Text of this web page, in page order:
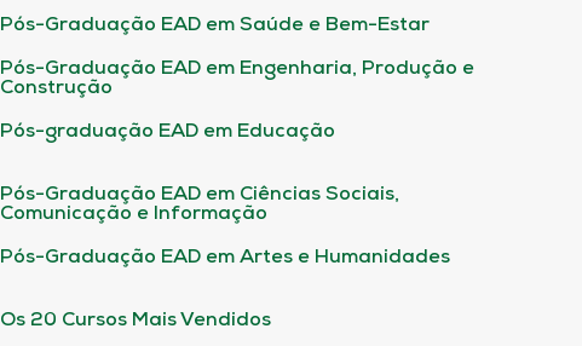
Pós-Graduação EAD em Saúde e Bem-Estar
Pós-Graduação EAD em Engenharia, Produção e
Construção
Pós-graduação EAD em Educação
Pós-Graduação EAD em Ciências Sociais,
Comunicação e Informação
Pós-Graduação EAD em Artes e Humanidades
Os 20 Cursos Mais Vendidos